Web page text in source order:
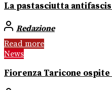
La pastasciutta
Redazione
Read more
News
Fiorenza Taricone ospite